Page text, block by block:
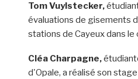
Tom Vuylstecker,
évaluations de gisements
stations de Cayeux dans le
Cléa Charpagne,
d'Opale, a réalisé son